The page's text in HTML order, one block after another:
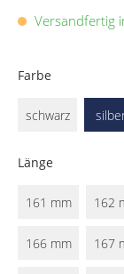
Versandfertig
Farbe
schwarz
Länge
161 mm 162
166 mm 167